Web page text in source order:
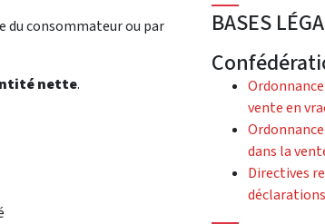
du consommateur ou par
nette.
BASES
vente en
dans la
Directives